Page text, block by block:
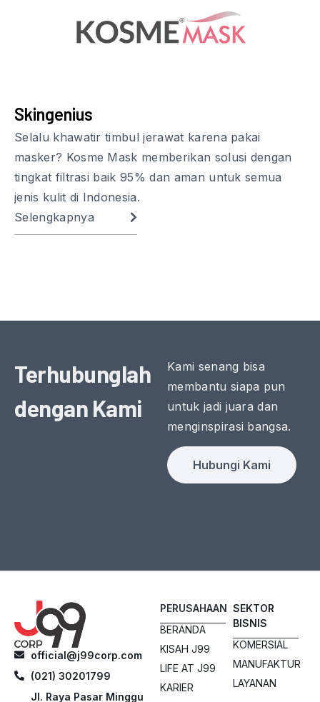
Skingenius
Selalu khawatir timbul jerawat karena pakai
masker? Kosme Mask memberikan solusi dengan
tingkat filtrasi baik 95% dan aman untuk semua
jenis kulit di Indonesia.
Selengkapnya
Terhubunglah
dengan Kami
Kami senang bisa
membantu siapa pun
untuk jadi juara dan
menginspirasi bangsa.
Hubungi Kami
official@j99corp.com
(021) 30201799
Jl. Raya Pasar Minggu
PERUSAHAAN
BERANDA
KISAH J99
LIFE AT J99
KARIER
SEKTOR
BISNIS
KOMERSIAL
MANUFAKTUR
LAYANAN